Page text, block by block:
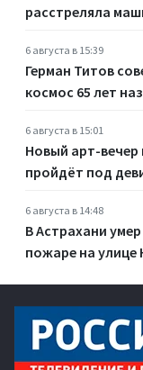
расстреляла
6 августа в 15:39
Герман Титов
космос 65 лет
6 августа в 15:01
Новый арт-вечер
пройдёт под
6 августа в 14:48
В Астрахани
пожаре на улице